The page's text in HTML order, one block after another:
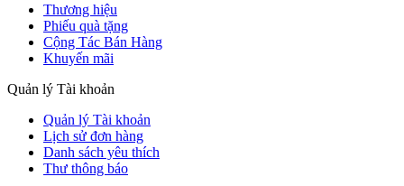
Thương hiệu
Phiếu quà tặng
Cộng Tác Bán Hàng
Khuyến mãi
Quản lý Tài khoản
Quản lý Tài khoản
Lịch sử đơn hàng
Danh sách yêu thích
Thư thông báo